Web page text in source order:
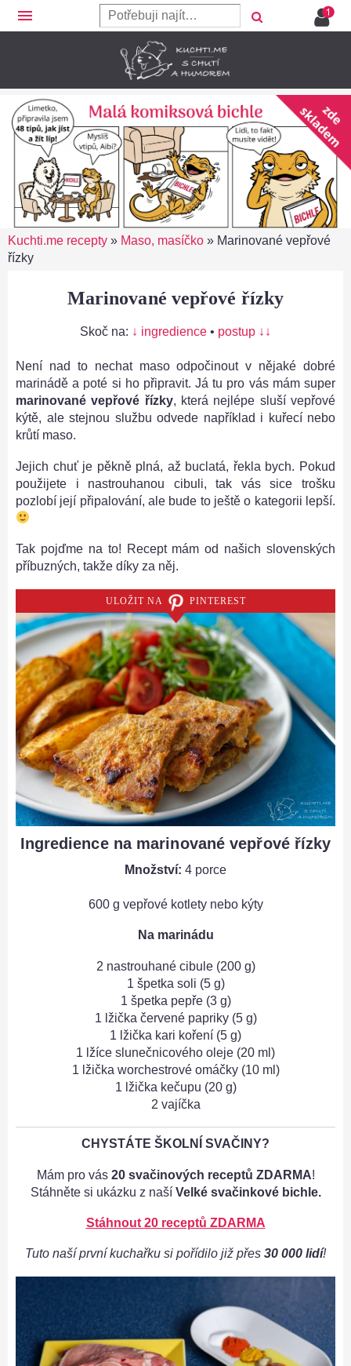
menu
Kuchti.me recepty » Maso, masíčko » Marinované vepřové
řízky
Marinované vepřové řízky
Skoč na: ↓ ingredience • postup ↓↓
Není nad to nechat maso odpočinout v nějaké dobré
marinádě a poté si ho připravit. Já tu pro vás mám super
marinované vepřové řízky, která nejlépe sluší vepřové
kýtě, ale stejnou službu odvede například i kuřecí nebo
krůtí maso.
Jejich chuť je pěkně plná, až buclatá, řekla bych. Pokud
použijete i nastrouhanou cibuli, tak vás sice trošku
pozlobí její připalování, ale bude to ještě o kategorii lepší.
Tak pojďme na to! Recept mám od našich slovenských
příbuzných, takže díky za něj.
ULOŽIT NA PINTEREST
Ingredience na marinované vepřové řízky
Množství: 4 porce
600 g vepřové kotlety nebo kýty
Na marinádu
2 nastrouhané cibule (200 g)
1 špetka soli (5 g)
1 špetka pepře (3 g)
1 lžička červené papriky (5 g)
1 lžička kari koření (5 g)
1 lžíce slunečnicového oleje (20 ml)
1 lžička worchestrové omáčky (10 ml)
1 lžička kečupu (20 g)
2 vajíčka
CHYSTÁTE ŠKOLNÍ SVAČINY?
Mám pro vás 20 svačinových receptů ZDARMA!
Stáhněte si ukázku z naší Velké svačinkové bichle.
Stáhnout 20 receptů ZDARMA
Tuto naší první kuchařku si pořídilo již přes 30 000 lidí!